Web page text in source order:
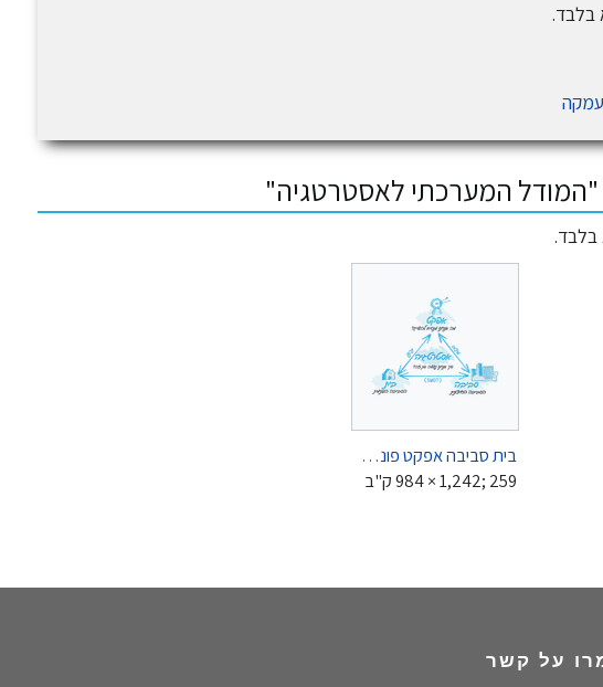
בלבד.
"המודל המערכתי לאסטרטגיה"
בלבד.
בית סביבה אפקט פונט עברי.png
‪984 × 1,242‬; 259 ק"ב
על קשר